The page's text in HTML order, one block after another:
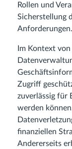
Rollen und
Sicherstellung
Anforderungen.
Im Kontext
Zugriff
zuverlässig für
werden
finanziellen
Andererseits